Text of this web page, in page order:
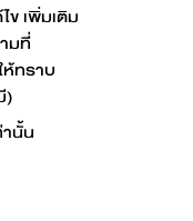
เพิ่มเติม
มที่
ทราบ
)
นั้น